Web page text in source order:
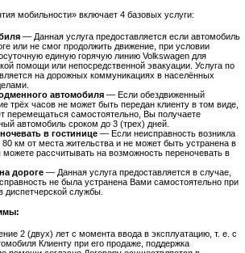
мобильности» включает 4 базовых услуги:
— Данная услуга предоставляется если автомобиль
или не смог продолжить движение, при условии
единую горячую линию Volkswagen для
помощи или непосредственной эвакуации. Услуга по
на дорожных коммуникациях в населённых
автомобиля — Если обездвиженный
трёх часов не может быть передан клиенту в том виде,
перемещаться самостоятельно, Вы получаете
автомобиль сроком до 3 (трех) дней.
в гостинице — Если неисправность возникла
км от места жительства и не может быть устранена в
рассчитывать на возможность переночевать в
дороге — Данная услуга предоставляется в случае,
не была устранена Вами самостоятельно при
диспетчерской службы.
2 (двух) лет с момента ввода в эксплуатацию, т. е. с
Клиенту при его продаже, поддержка